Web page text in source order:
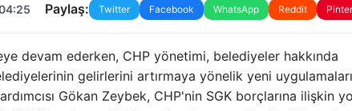
Paylaş: Twitter Facebook WhatsApp Reddit
devam ederken, CHP yönetimi, belediyeler hakkında
gelirlerini artırmaya yönelik yeni uygulamaları
Gökan Zeybek, CHP'nin SGK borçlarına ilişkin